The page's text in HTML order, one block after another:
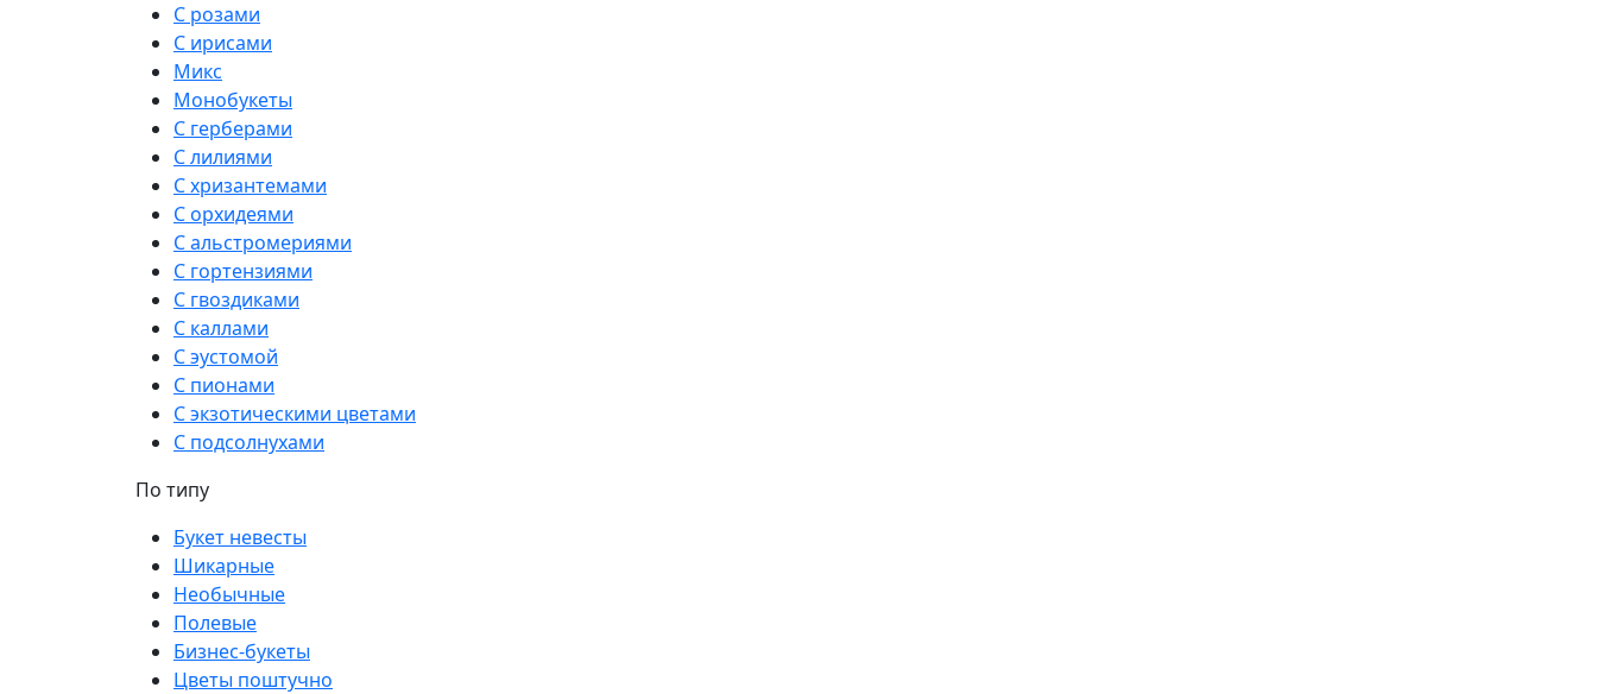
С розами
С ирисами
Микс
Монобукеты
С герберами
С лилиями
С хризантемами
С орхидеями
С альстромериями
С гортензиями
С гвоздиками
С каллами
С эустомой
С пионами
С экзотическими цветами
С подсолнухами
По типу
Букет невесты
Шикарные
Необычные
Полевые
Бизнес-букеты
Цветы поштучно